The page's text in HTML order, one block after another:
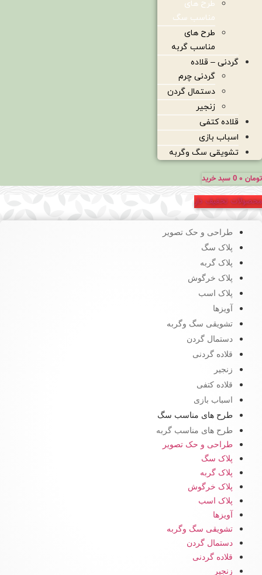
طرح های
مناسب سگ
طرح های
مناسب گربه
گردنی – قلاده
گردنی چرم
دستمال گردن
زنجیر
قلاده کتفی
اسباب بازی
تشویقی سگ وگربه
تومان 0 سبد خرید
محصولات تخفیف دار
طراحی و حک تصویر
پلاک سگ
پلاک گربه
پلاک خرگوش
پلاک اسب
آویزها
تشویقی سگ وگربه
دستمال گردن
قلاده گردنی
زنجیر
قلاده کتفی
اسباب بازی
طرح های مناسب سگ
طرح های مناسب گربه
طراحی و حک تصویر
پلاک سگ
پلاک گربه
پلاک خرگوش
پلاک اسب
آویزها
تشویقی سگ وگربه
دستمال گردن
قلاده گردنی
زنجیر